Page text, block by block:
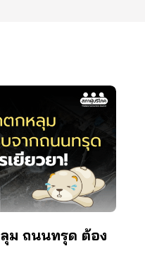
ม ถนนทรุด ต้อง